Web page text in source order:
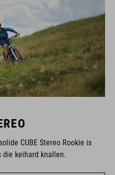
CUBE Stereo Rookie is
die keihard knallen.